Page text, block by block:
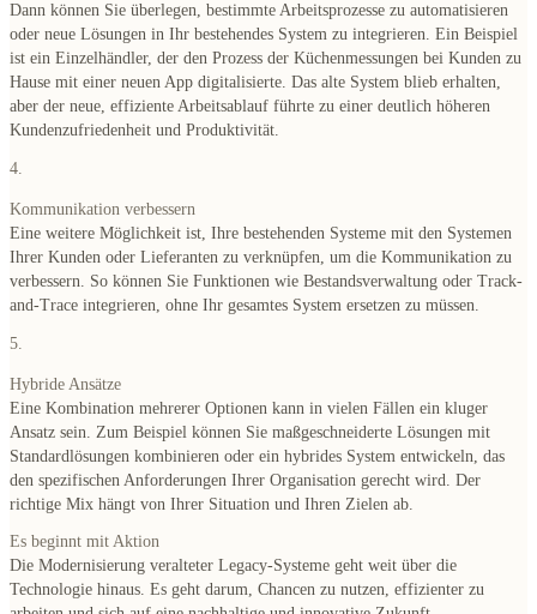
Dann können Sie überlegen, bestimmte Arbeitsprozesse zu automatisieren
oder neue Lösungen in Ihr bestehendes System zu integrieren. Ein Beispiel
ist ein Einzelhändler, der den Prozess der Küchenmessungen bei Kunden zu
Hause mit einer neuen App digitalisierte. Das alte System blieb erhalten,
aber der neue, effiziente Arbeitsablauf führte zu einer deutlich höheren
Kundenzufriedenheit und Produktivität.
4.
Kommunikation verbessern
Eine weitere Möglichkeit ist, Ihre bestehenden Systeme mit den Systemen
Ihrer Kunden oder Lieferanten zu verknüpfen, um die Kommunikation zu
verbessern. So können Sie Funktionen wie Bestandsverwaltung oder Track-
and-Trace integrieren, ohne Ihr gesamtes System ersetzen zu müssen.
5.
Hybride Ansätze
Eine Kombination mehrerer Optionen kann in vielen Fällen ein kluger
Ansatz sein. Zum Beispiel können Sie maßgeschneiderte Lösungen mit
Standardlösungen kombinieren oder ein hybrides System entwickeln, das
den spezifischen Anforderungen Ihrer Organisation gerecht wird. Der
richtige Mix hängt von Ihrer Situation und Ihren Zielen ab.
Es beginnt mit Aktion
Die Modernisierung veralteter Legacy-Systeme geht weit über die
Technologie hinaus. Es geht darum, Chancen zu nutzen, effizienter zu